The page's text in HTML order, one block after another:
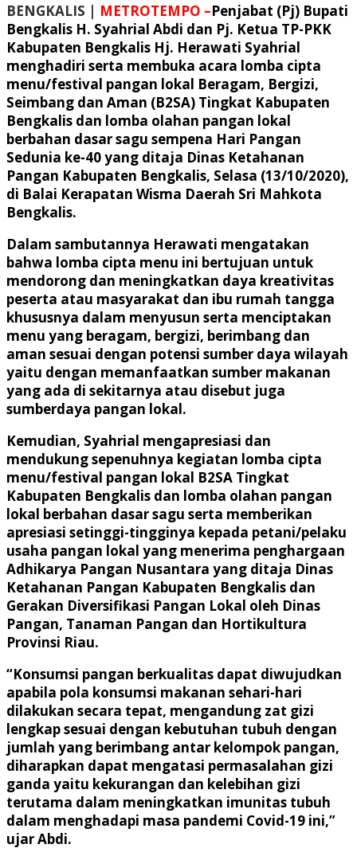
BENGKALIS | METROTEMPO –Penjabat (Pj) Bupati
Bengkalis H. Syahrial Abdi dan Pj. Ketua TP-PKK
Kabupaten Bengkalis Hj. Herawati Syahrial
menghadiri serta membuka acara lomba cipta
menu/festival pangan lokal Beragam, Bergizi,
Seimbang dan Aman (B2SA) Tingkat Kabupaten
Bengkalis dan lomba olahan pangan lokal
berbahan dasar sagu sempena Hari Pangan
Sedunia ke-40 yang ditaja Dinas Ketahanan
Pangan Kabupaten Bengkalis, Selasa (13/10/2020),
di Balai Kerapatan Wisma Daerah Sri Mahkota
Bengkalis.
Dalam sambutannya Herawati mengatakan
bahwa lomba cipta menu ini bertujuan untuk
mendorong dan meningkatkan daya kreativitas
peserta atau masyarakat dan ibu rumah tangga
khususnya dalam menyusun serta menciptakan
menu yang beragam, bergizi, berimbang dan
aman sesuai dengan potensi sumber daya wilayah
yaitu dengan memanfaatkan sumber makanan
yang ada di sekitarnya atau disebut juga
sumberdaya pangan lokal.
Kemudian, Syahrial mengapresiasi dan
mendukung sepenuhnya kegiatan lomba cipta
menu/festival pangan lokal B2SA Tingkat
Kabupaten Bengkalis dan lomba olahan pangan
lokal berbahan dasar sagu serta memberikan
apresiasi setinggi-tingginya kepada petani/pelaku
usaha pangan lokal yang menerima penghargaan
Adhikarya Pangan Nusantara yang ditaja Dinas
Ketahanan Pangan Kabupaten Bengkalis dan
Gerakan Diversifikasi Pangan Lokal oleh Dinas
Pangan, Tanaman Pangan dan Hortikultura
Provinsi Riau.
“Konsumsi pangan berkualitas dapat diwujudkan
apabila pola konsumsi makanan sehari-hari
dilakukan secara tepat, mengandung zat gizi
lengkap sesuai dengan kebutuhan tubuh dengan
jumlah yang berimbang antar kelompok pangan,
diharapkan dapat mengatasi permasalahan gizi
ganda yaitu kekurangan dan kelebihan gizi
terutama dalam meningkatkan imunitas tubuh
dalam menghadapi masa pandemi Covid-19 ini,”
ujar Abdi.